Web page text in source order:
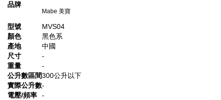
品牌
Mabe 美寶
型號
MVS04
顏色
黑色系
產地
中國
尺寸
-
重量
-
公升數區間300公升以下
實際公升數-
電壓/頻率
-